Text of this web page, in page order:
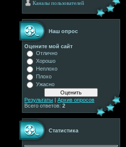
Каналы пользователей
Наш опрос
Оцените мой сайт
Отлично
Хорошо
Неплохо
Плохо
Ужасно
Результаты | Архив опросов
Всего ответов: 2
Статистика